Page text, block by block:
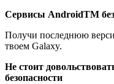
Сервисы AndroidTM
Получи последнюю
твоем Galaxy.
Не стоит
безопасности